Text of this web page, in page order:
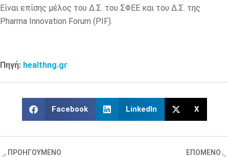
Είναι επίσης μέλος του Δ.Σ. του ΣΦΕΕ και του Δ.Σ. της
Pharma Innovation Forum (PIF).
Πηγή: healthng.gr
Facebook LinkedIn X
ΠΡΟΗΓΟΥΜΕΝΟ ΕΠΟΜΕΝΟ